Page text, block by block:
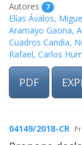
Autores 7
Elías Ávalos,
Aramayo Gaona,
Cuadros Candia,
Rafael, Carlos
PDF
04149/2018-CR